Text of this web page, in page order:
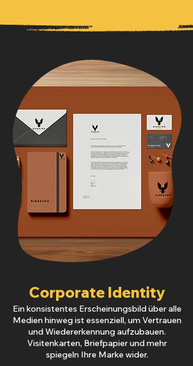
Corporate Identity
Ein konsistentes Erscheinungsbild über alle
Medien hinweg ist essenziell, um Vertrauen
und Wiedererkennung aufzubauen.
Visitenkarten, Briefpapier und mehr
spiegeln Ihre Marke wider.